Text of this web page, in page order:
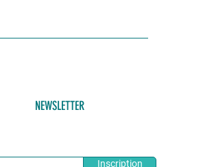
NEWSLETTER
Inscription